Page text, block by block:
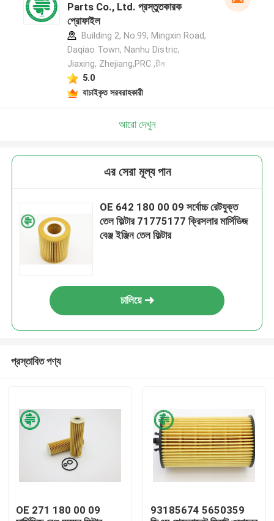
Parts Co., Ltd. প্রস্তুতকারক
প্রোফাইল
Building 2, No.99, Mingxin Road,
Daqiao Town, Nanhu Distric,
Jiaxing, Zhejiang,PRC ,চীন
5.0
যাচাইকৃত সরবরাহকারী
আরো দেখুন
এর সেরা মূল্য পান
OE 642 180 00 09 সর্বোচ্চ রেটযুক্ত
তেল ফিল্টার 71775177 ক্রিসলার মার্সিডিজ
বেঞ্জ ইঞ্জিন তেল ফিল্টার
চালিয়ে
প্রস্তাবিত পণ্য
OE 271 180 00 09
93185674 5650359